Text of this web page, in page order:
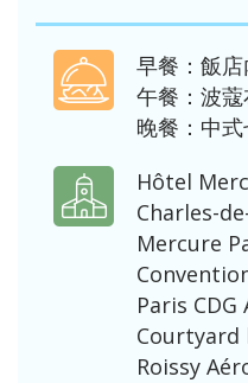
早餐：飯店
午餐：波
晚餐：中
Hôtel
Charles-
Mercure
Paris
Roissy